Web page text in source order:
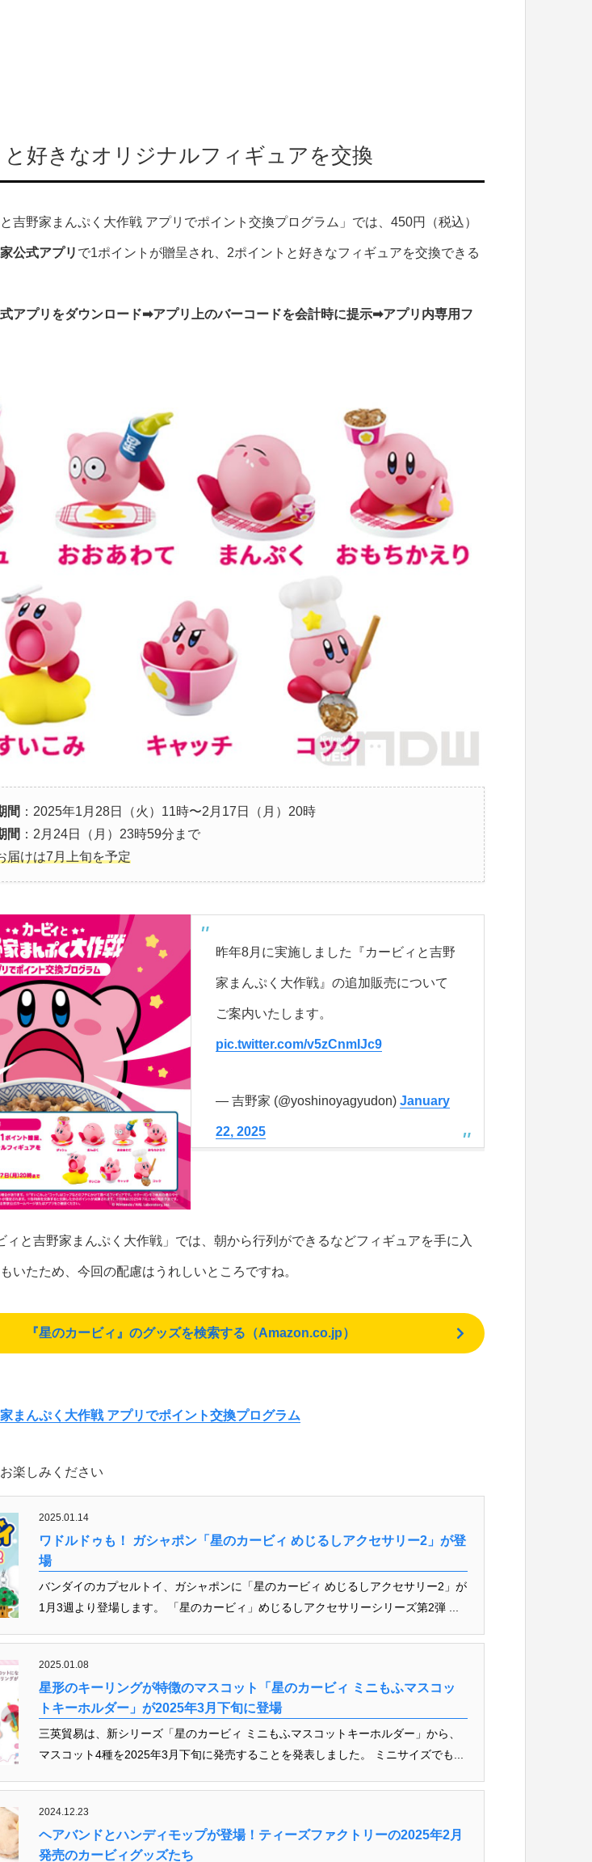
と好きなオリジナルフィギュアを交換
吉野家まんぷく大作戦 アプリでポイント交換プログラム」では、450円（税込）
公式アプリ で1ポイントが贈呈され、2ポイントと好きなフィギュアを交換できる
式アプリをダウンロード➡︎アプリ上のバーコードを会計時に提示➡︎アプリ内専用フ
間 ：2025年1月28日（火）11時〜2月17日（月）20時
間 ：2月24日（月）23時59分まで
届けは7月上旬を予定
昨年8月に実施しました『カービィと吉野
家まんぷく大作戦』の追加販売について
ご案内いたします。
pic.twitter.com/v5zCnmIJc9
— 吉野家 (@yoshinoyagyudon) January
22, 2025
ィと吉野家まんぷく大作戦」では、朝から行列ができるなどフィギュアを手に入
いたため、今回の配慮はうれしいところですね。
『星のカービィ』のグッズを検索する（Amazon.co.jp）
まんぷく大作戦 アプリでポイント交換プログラム
楽しみください
2025.01.14
ワドルドゥも！ ガシャポン「星のカービィ めじるしアクセサリー2」が登
場
バンダイのカプセルトイ、ガシャポンに「星のカービィ めじるしアクセサリー2」が
1月3週より登場します。 「星のカービィ」めじるしアクセサリーシリーズ第2弾 ...
2025.01.08
星形のキーリングが特徴のマスコット「星のカービィ ミニもふマスコッ
トキーホルダー」が2025年3月下旬に登場
三英貿易は、新シリーズ「星のカービィ ミニもふマスコットキーホルダー」から、
マスコット4種を2025年3月下旬に発売することを発表しました。 ミニサイズでも...
2024.12.23
ヘアバンドとハンディモップが登場！ティーズファクトリーの2025年2月
発売のカービィグッズたち